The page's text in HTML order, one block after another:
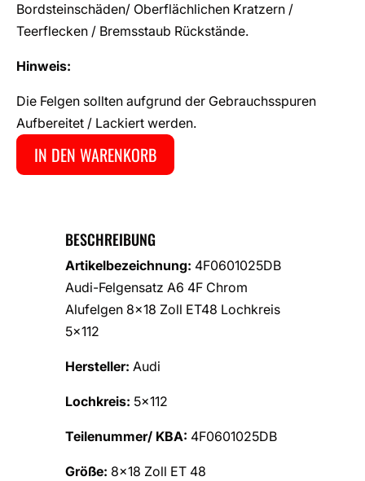
Bordsteinschäden/ Oberflächlichen Kratzern /
Teerflecken / Bremsstaub Rückstände.
Hinweis:
Die Felgen sollten aufgrund der Gebrauchsspuren
Aufbereitet / Lackiert werden.
IN DEN WARENKORB
BESCHREIBUNG
Artikelbezeichnung: 4F0601025DB
Audi-Felgensatz A6 4F Chrom
Alufelgen 8×18 Zoll ET48 Lochkreis
5×112
Hersteller: Audi
Lochkreis: 5×112
Teilenummer/ KBA: 4F0601025DB
Größe: 8×18 Zoll ET 48